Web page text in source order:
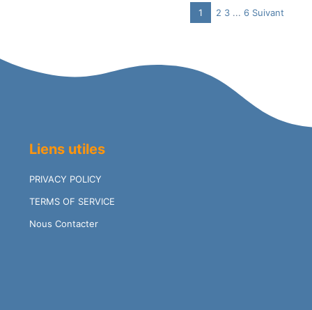
Navigation
Site
Page
1 Page
2 Page
3 ... Page
6 Suivant
Liens utiles
PRIVACY POLICY
TERMS OF SERVICE
Nous Contacter